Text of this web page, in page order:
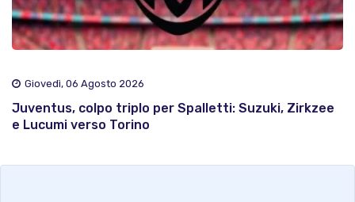
Giovedì, 06 Agosto 2026
Juventus, colpo triplo per Spalletti: Suzuki, Zirkzee
e Lucumi verso Torino